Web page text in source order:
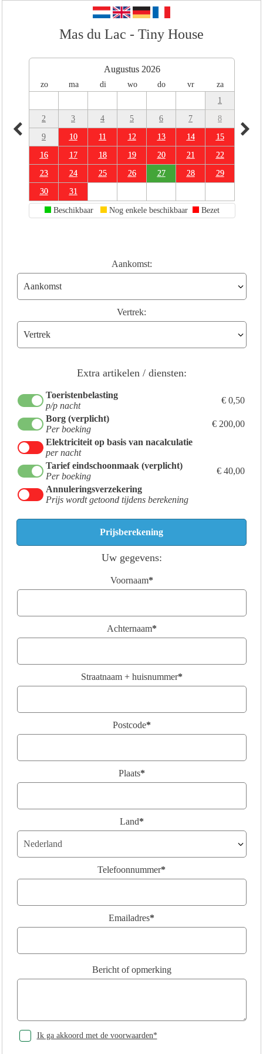
Mas du Lac - Tiny House
Augustus 2026
zo ma di wo do vr
za
1
2 3 4 5 6 7 8
9 10 11 12 13 14 15
16 17 18 19 20 21 22
23 24 25 26 27 28 29
30 31
Beschikbaar Nog enkele beschikbaar Bezet
Aankomst:
Vertrek:
Extra artikelen / diensten:
Toeristenbelasting
p/p nacht
€ 0,50
Borg (verplicht)
Per boeking
€ 200,00
Elektriciteit op basis van nacalculatie
per nacht
Tarief eindschoonmaak (verplicht)
Per boeking
€ 40,00
Annuleringsverzekering
Prijs wordt getoond tijdens berekening
Uw gegevens:
Voornaam*
Achternaam*
Straatnaam + huisnummer*
Postcode*
Plaats*
Land*
Telefoonnummer*
Emailadres*
Bericht of opmerking
Ik ga akkoord met de voorwaarden*